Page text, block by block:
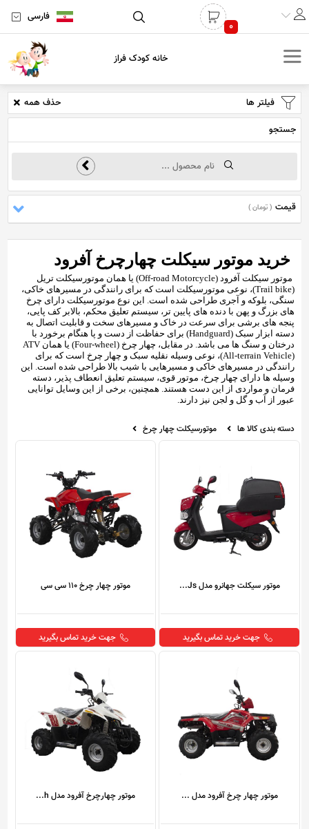
0
فارسی
خانه کودک فراز
فیلتر ها
حذف همه
جستجو
قیمت ( تومان )
خرید موتور سیکلت چهارچرخ آفرود
موتور سیکلت آفرود (Off-road Motorcycle) یا همان موتورسیکلت تریل
(Trail bike)، نوعی موتورسیکلت است که برای رانندگی در مسیرهای خاکی،
سنگی، بلوکه و آجری طراحی شده است. این نوع موتورسیکلت دارای چرخ
های بزرگ و پهن با دنده های پایین تر، سیستم تعلیق محکم، بالابر کف پایی،
پنجه های برشی برای سرعت در خاک و مسیرهای سخت و قابلیت اتصال به
دسته ابزار سبک (Handguard) برای حفاظت از دست و پا هنگام برخورد با
درختان و سنگ ها می باشد. در مقابل، چهار چرخ (Four-wheel) یا همان ATV
(All-terrain Vehicle)، نوعی وسیله نقلیه سبک و چهار چرخ است که برای
رانندگی در مسیرهای خاکی و مسیرهایی با شیب بالا طراحی شده است. این
وسیله ها دارای چهار چرخ، موتور قوی، سیستم تعلیق انعطاف پذیر، دسته
فرمان و مواردی از این دست هستند. همچنین، برخی از این وسایل توانایی
عبور از آب و گل و لجن نیز دارند.
دسته بندی کالا ها موتورسیکلت چهار چرخ
موتور سیکلت جهانرو مدل Js...
جهت خرید تماس بگیرید
موتور چهار چرخ 110 سی سی
جهت خرید تماس بگیرید
موتور چهار چرخ آفرود مدل ... موتور چهارچرخ آفرود مدل h...